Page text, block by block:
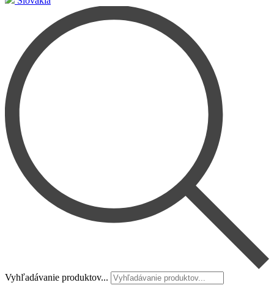
Vyhľadávanie produktov...